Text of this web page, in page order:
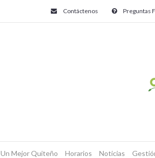
Contáctenos Preguntas
Un Mejor Quiteño Horarios Noticias